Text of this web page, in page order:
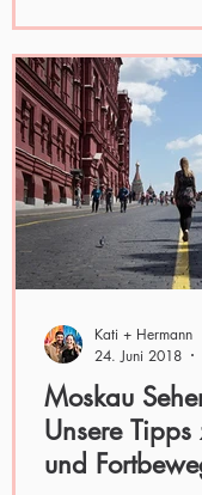
Moskau
Unsere
und
Kati + Hermann
24. Juni 2018